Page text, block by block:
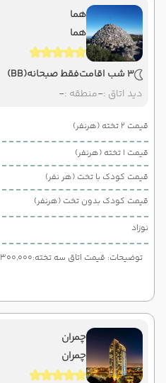
هما
هما
3 شب اقامت
فقط صبحانه(BB)
دید اتاق :-منطقه :-
قیمت 2 تخته (هرنفر)
قیمت 1 تخته (هرنفر)
قیمت کودک با تخت (هر نفر)
قیمت کودک بدون تخت (هرنفر)
نوزاد
توضیحات: قیمت اتاق سه تخته:20,300,000
چمران
چمران